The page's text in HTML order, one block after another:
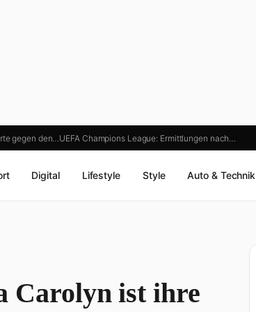
gegen den… UEFA Champions League: Ermittlungen nach…
Digital Lifestyle Style Auto & Technik
Carolyn ist ihre